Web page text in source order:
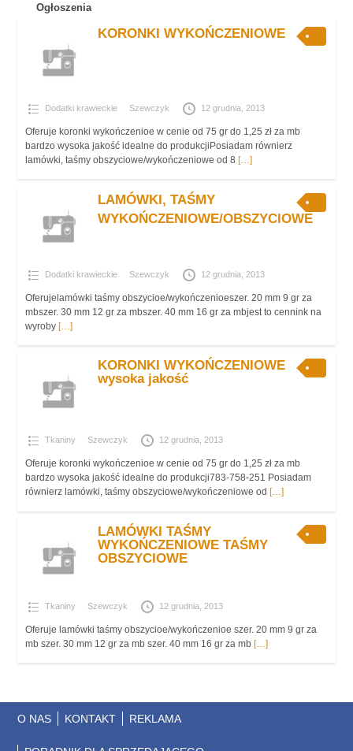
Ogłoszenia
KORONKI WYKOŃCZENIOWE
Dodatki krawieckie Szewczyk 12 grudnia, 2013
Oferuje koronki wykończenioe w cenie od 75 gr do 1,25 zł za mb
bardzo wysoka jakość idealne do produkcjiPosiadam równierz
lamówki, taśmy obszyciowe/wykończeniowe od 8 […]
LAMÓWKI, TAŚMY
WYKOŃCZENIOWE/OBSZYCIOWE
Dodatki krawieckie Szewczyk 12 grudnia, 2013
Oferujelamówki taśmy obszycioe/wykończenioeszer. 20 mm 9 gr za
mbszer. 30 mm 12 gr za mbszer. 40 mm 16 gr za mbjest to cennink na
wyroby […]
KORONKI WYKOŃCZENIOWE
wysoka jakość
Tkaniny Szewczyk 12 grudnia, 2013
Oferuje koronki wykończenioe w cenie od 75 gr do 1,25 zł za mb
bardzo wysoka jakość idealne do produkcji783-758-251 Posiadam
równierz lamówki, taśmy obszyciowe/wykończeniowe od […]
LAMÓWKI TAŚMY
WYKOŃCZENIOWE TAŚMY
OBSZYCIOWE
Tkaniny Szewczyk 12 grudnia, 2013
Oferuje lamówki taśmy obszycioe/wykończenioe szer. 20 mm 9 gr za
mb szer. 30 mm 12 gr za mb szer. 40 mm 16 gr za mb […]
O NAS KONTAKT REKLAMA